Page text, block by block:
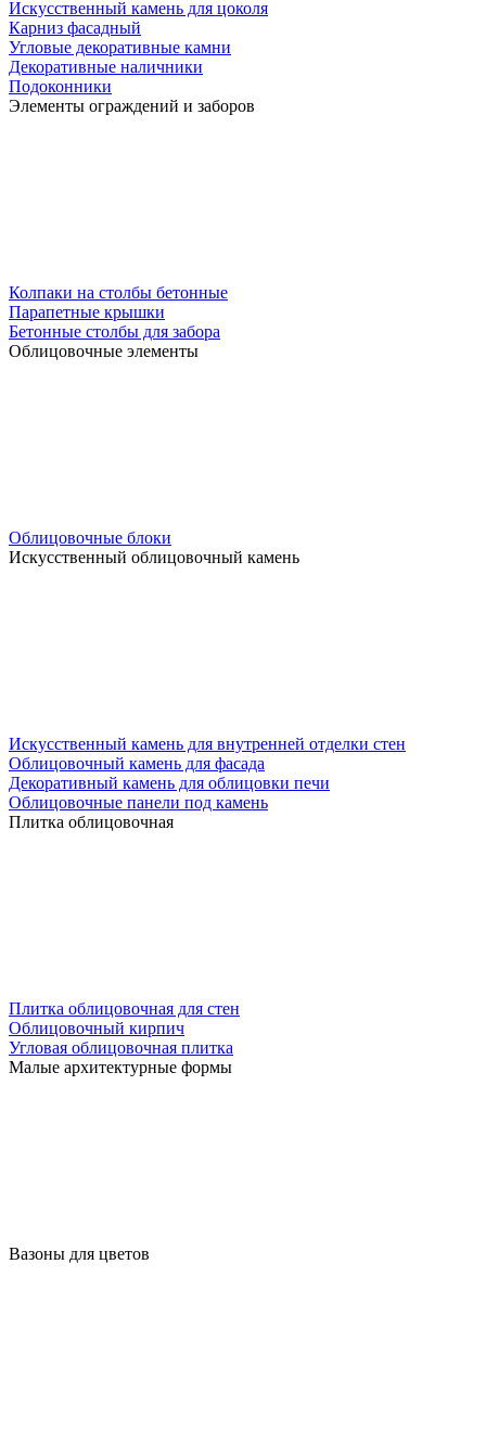
Искусственный камень для цоколя
Карниз фасадный
Угловые декоративные камни
Декоративные наличники
Подоконники
Элементы ограждений и заборов
Колпаки на столбы бетонные
Парапетные крышки
Бетонные столбы для забора
Облицовочные элементы
Облицовочные блоки
Искусственный облицовочный камень
Искусственный камень для внутренней отделки стен
Облицовочный камень для фасада
Декоративный камень для облицовки печи
Облицовочные панели под камень
Плитка облицовочная
Плитка облицовочная для стен
Облицовочный кирпич
Угловая облицовочная плитка
Малые архитектурные формы
Вазоны для цветов